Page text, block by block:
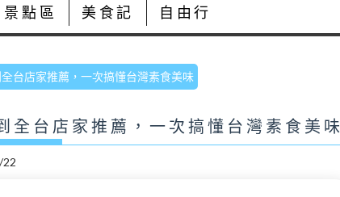
景點區 美食記 自由行
台店家推薦，一次搞懂台灣素食美味
全台店家推薦，一次搞懂台灣素食美味
22